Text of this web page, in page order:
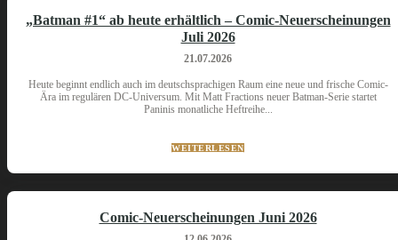
„Batman #1“ ab heute erhältlich – Comic-Neuerscheinungen
Juli 2026
21.07.2026
Heute beginnt endlich auch im deutschsprachigen Raum eine neue und frische Comic-
Ära im regulären DC-Universum. Mit Matt Fractions neuer Batman-Serie startet
Paninis monatliche Heftreihe...
WEITERLESEN
Comic-Neuerscheinungen Juni 2026